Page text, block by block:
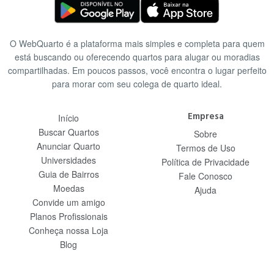
O WebQuarto é a plataforma mais simples e completa para quem
está buscando ou oferecendo quartos para alugar ou moradias
compartilhadas. Em poucos passos, você encontra o lugar perfeito
para morar com seu colega de quarto ideal.
Início
Buscar Quartos
Anunciar Quarto
Universidades
Guia de Bairros
Moedas
Convide um amigo
Planos Profissionais
Conheça nossa Loja
Blog
Empresa
Sobre
Termos de Uso
Política de Privacidade
Fale Conosco
Ajuda